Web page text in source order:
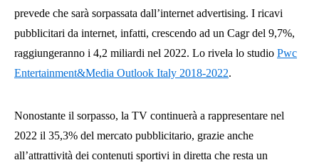
prevede che sarà sorpassata dall’internet advertising. I ricavi
pubblicitari da internet, infatti, crescendo ad un Cagr del 9,7%,
raggiungeranno i 4,2 miliardi nel 2022. Lo rivela lo studio Pwc
Entertainment&Media Outlook Italy 2018-2022.
Nonostante il sorpasso, la TV continuerà a rappresentare nel
2022 il 35,3% del mercato pubblicitario, grazie anche
all’attrattività dei contenuti sportivi in diretta che resta un